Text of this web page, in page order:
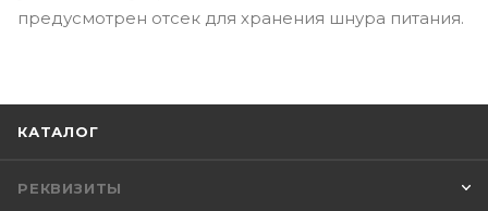
предусмотрен отсек для хранения шнура питания.
КАТАЛОГ
РЕКВИЗИТЫ